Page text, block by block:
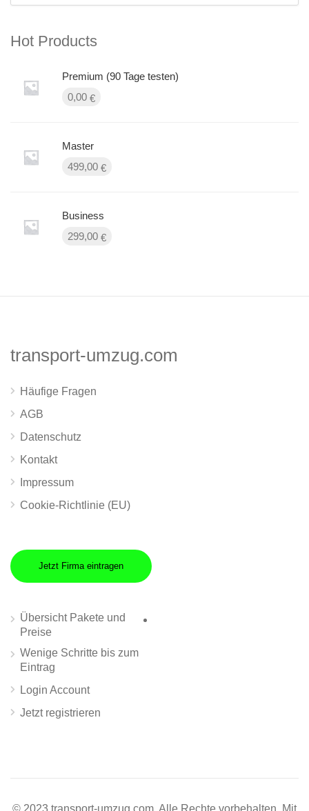
Hot Products
Premium (90 Tage testen)
0,00 €
Master
499,00 €
Business
299,00 €
transport-umzug.com
Häufige Fragen
AGB
Datenschutz
Kontakt
Impressum
Cookie-Richtlinie (EU)
Jetzt Firma eintragen
Übersicht Pakete und
Preise
Wenige Schritte bis zum
Eintrag
Login Account
Jetzt registrieren
© 2023 transport-umzug.com. Alle Rechte vorbehalten. Mit